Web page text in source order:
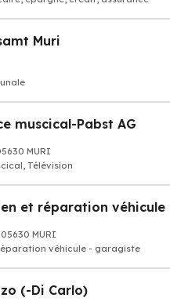
Muri
muscical-Pabst AG
MURI
Télévision
MURI
véhicule - garagiste
(-Di Carlo)